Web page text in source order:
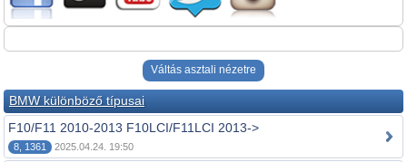
Váltás asztali nézetre
BMW különböző típusai
F10/F11 2010-2013 F10LCI/F11LCI 2013->
8, 1361 2025.04.24. 19:50